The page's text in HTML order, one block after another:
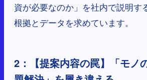
資が必要なのか」を社内で説明す
根拠とデータを求めています。
2：【提案内容の罠】「モノ